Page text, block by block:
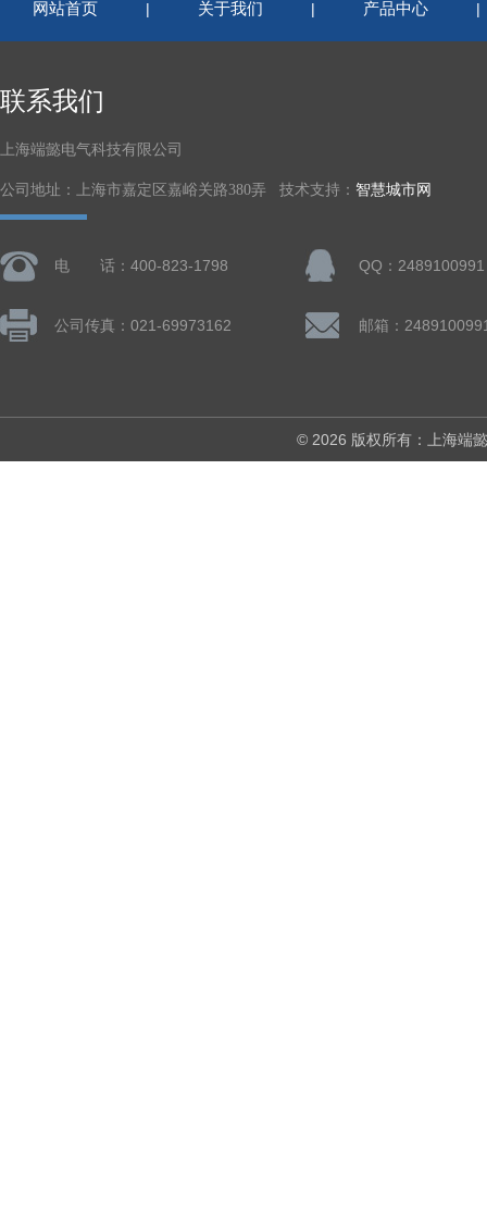
网站首页 | 关于我们 | 产品中心
联系我们
上海端懿电气科技有限公司
公司地址：上海市嘉定区嘉峪关路380弄 技术支持： 智慧城市网
电 话：400-823-1798 QQ：2489100991
公司传真：021-69973162 邮箱：
© 2026 版权所有：上海端